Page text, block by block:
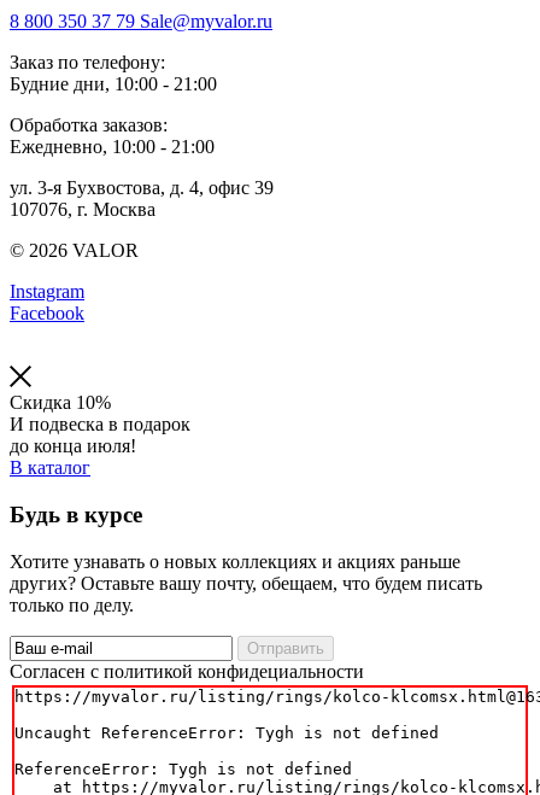
8 800 350 37 79 Sale@myvalor.ru
Заказ по телефону:
Будние дни, 10:00 - 21:00
Обработка заказов:
Ежедневно, 10:00 - 21:00
ул. 3-я Бухвостова, д. 4, офис 39
107076, г. Москва
© 2026 VALOR
Instagram
Facebook
Скидка 10%
И подвеска в подарок
до конца июля!
В каталог
Будь в курсе
Хотите узнавать о новых коллекциях и акциях раньше
других? Оставьте вашу почту, обещаем, что будем писать
только по делу.
Отправить
Cогласен с политикой конфидециальности
https://myvalor.ru/listing/rings/kolco-
Uncaught ReferenceError: Tygh is not defined
ReferenceError: Tygh is not defined
at https://myvalor.ru/listing/rings/kolco-